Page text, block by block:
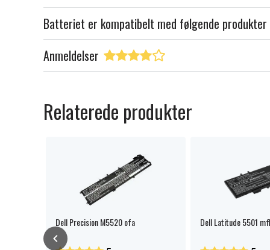
Batteriet er kompatibelt med følgende produkter
Anmeldelser
Relaterede produkter
Dell Precision M5520 ofa Dell Latitude 5501 mfl.